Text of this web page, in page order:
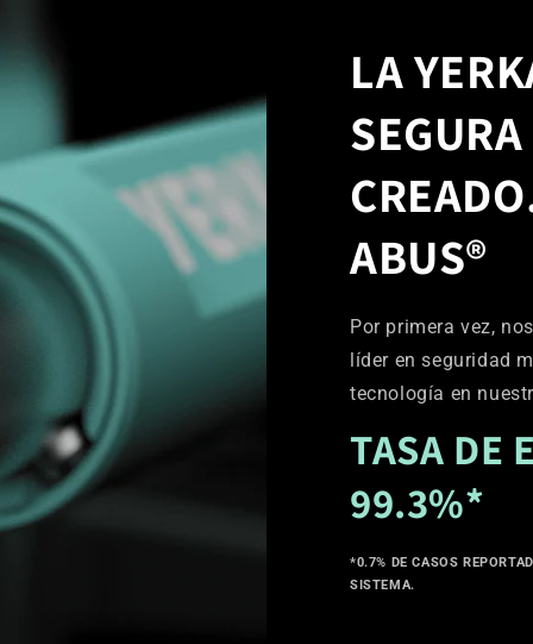
LA
ABUS®
Por primera vez,
líder en seguridad
tecnología en
TASA DE
99.3%*
*0.7% DE CASOS
SISTEMA.